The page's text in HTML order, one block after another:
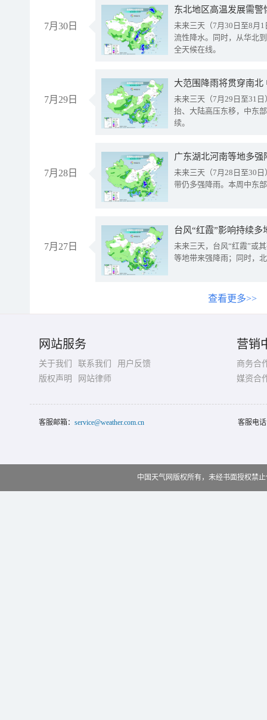
7月30日
东北地区高温发展需
未来三天（7月30日至8月
流性降水。同时，从华北
全天候在线。
7月29日
大范围降雨将贯穿南
未来三天（7月29日至31
抬、大陆高压东移，中东
续。
7月28日
广东湖北河南等地多
未来三天（7月28日至30
带仍多强降雨。本周中东
7月27日
台风“红霞”影响持续
未来三天，台风“红霞”或
等地带来强降雨；同时，
查看更多>>
网站服务
关于我们 联系我们
用户反馈
版权声明
网站律师
营销
商务合
媒资合
客服邮箱： service@weather.com.cn 客服电
中国天气网版权所有，未经书面授权